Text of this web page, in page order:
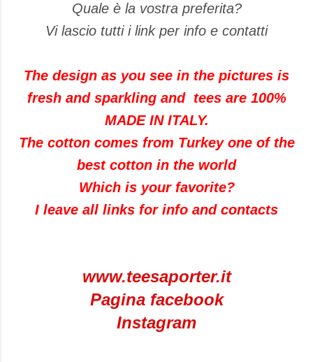
Quale è la vostra preferita?
Vi lascio tutti i link per info e contatti
The design as you see in the pictures is
fresh and sparkling and tees are 100%
MADE IN ITALY.
The cotton comes from Turkey one of the
best cotton in the world
Which is your favorite?
I leave all links for info and contacts
www.teesaporter.it
Pagina facebook
Instagram